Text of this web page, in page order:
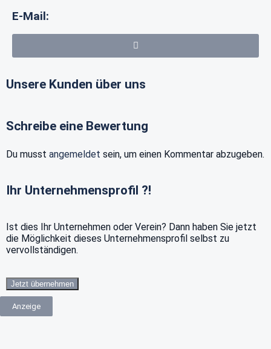
E-Mail:
Unsere Kunden über uns
Schreibe eine Bewertung
Du musst angemeldet sein, um einen Kommentar abzugeben.
Ihr Unternehmensprofil ?!
Ist dies Ihr Unternehmen oder Verein? Dann haben Sie jetzt
die Möglichkeit dieses Unternehmensprofil selbst zu
vervollständigen.
Jetzt übernehmen
Anzeige